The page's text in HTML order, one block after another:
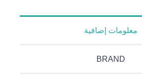
معلومات إضافية
BRAND